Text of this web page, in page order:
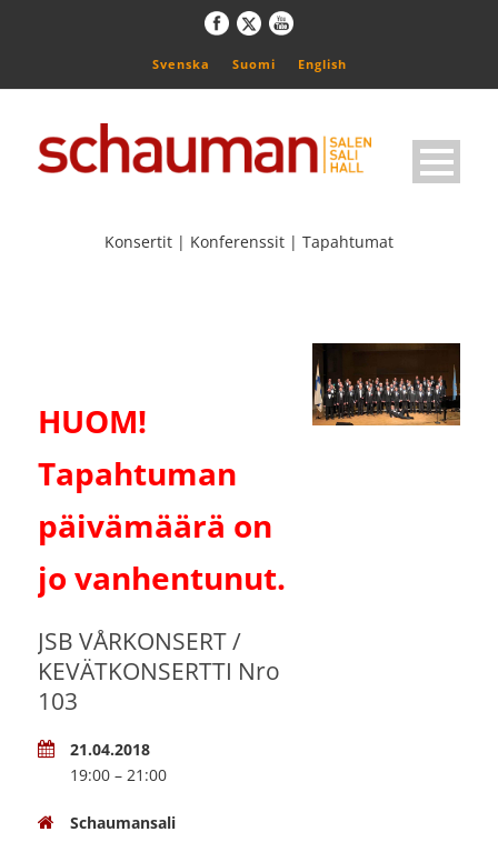
Svenska Suomi English
Konsertit | Konferenssit | Tapahtumat
HUOM!
Tapahtuman
päivämäärä on
jo vanhentunut.
JSB VÅRKONSERT /
KEVÄTKONSERTTI Nro
103
21.04.2018
19:00 – 21:00
Schaumansali